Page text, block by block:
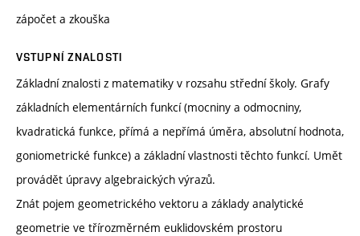
zápočet a zkouška
VSTUPNÍ ZNALOSTI
Základní znalosti z matematiky v rozsahu střední školy. Grafy
základních elementárních funkcí (mocniny a odmocniny,
kvadratická funkce, přímá a nepřímá úměra, absolutní hodnota,
goniometrické funkce) a základní vlastnosti těchto funkcí. Umět
provádět úpravy algebraických výrazů.
Znát pojem geometrického vektoru a základy analytické
geometrie ve třírozměrném euklidovském prostoru